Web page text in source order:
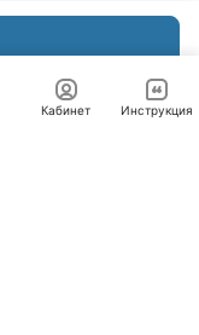
Кабинет Инструкция